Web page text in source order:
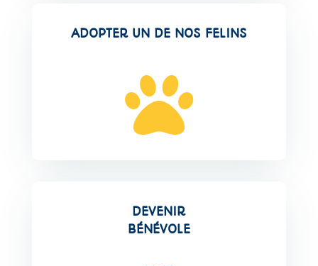
ADOPTER UN DE NOS FELINS

DEVENIR
BÉNÉVOLE